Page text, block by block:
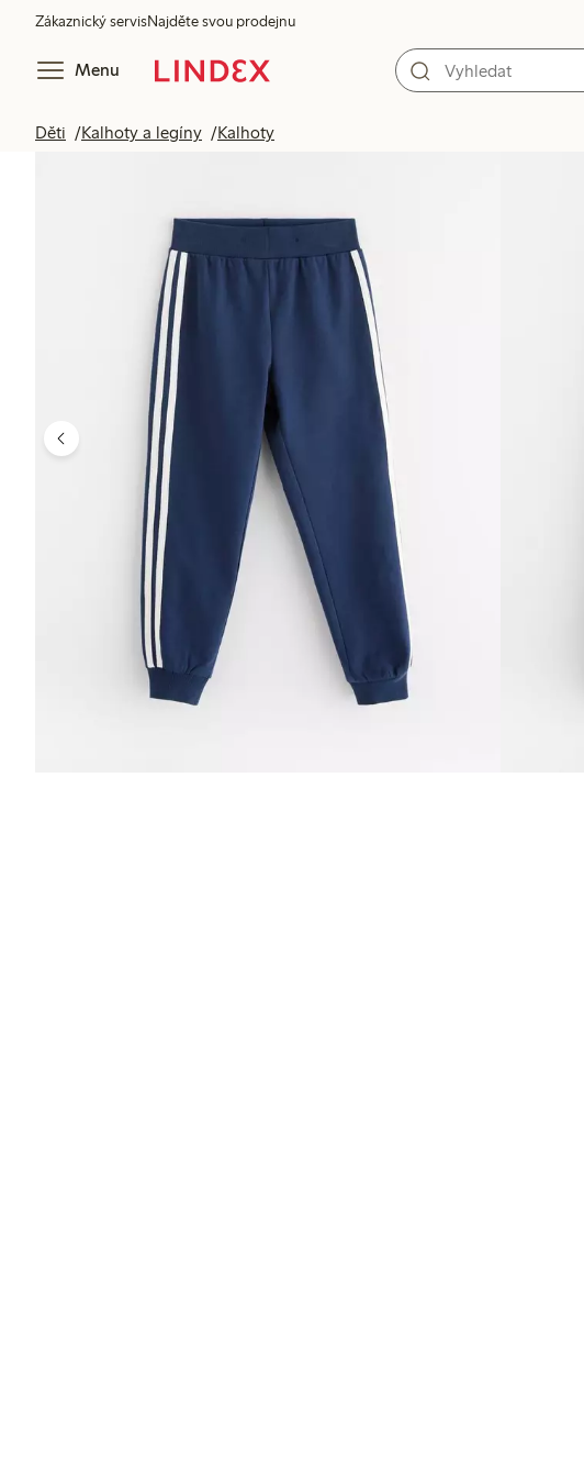
Zákaznický servisNajděte svou prodejnu
Menu
Děti Kalhoty a legíny Kalhoty